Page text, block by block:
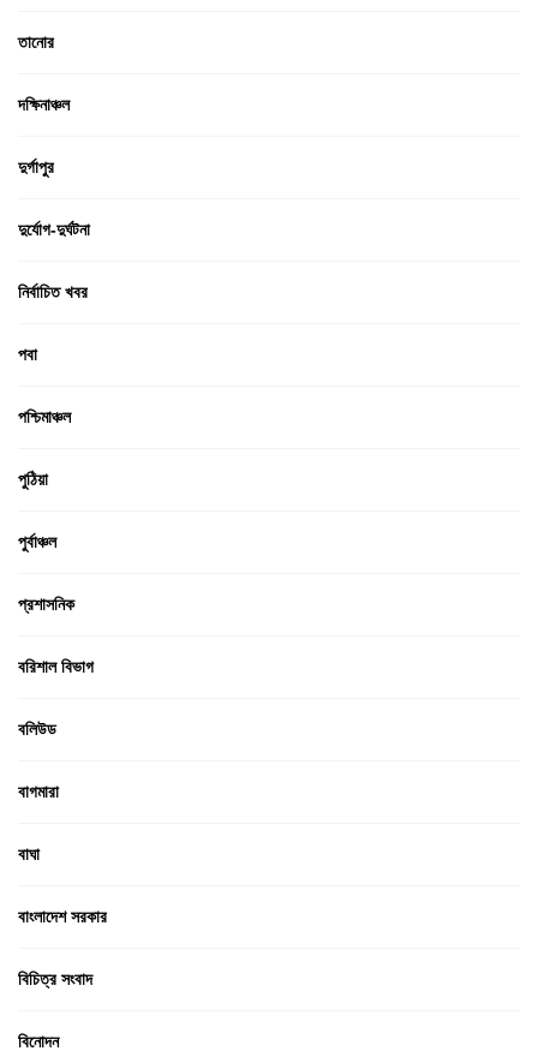
তানোর
দক্ষিনাঞ্চল
দুর্গাপুর
দুর্যোগ-দুর্ঘটনা
নির্বাচিত খবর
পবা
পশ্চিমাঞ্চল
পুঠিয়া
পুর্বাঞ্চল
প্রশাসনিক
বরিশাল বিভাগ
বলিউড
বাগমারা
বাঘা
বাংলাদেশ সরকার
বিচিত্র সংবাদ
বিনোদন